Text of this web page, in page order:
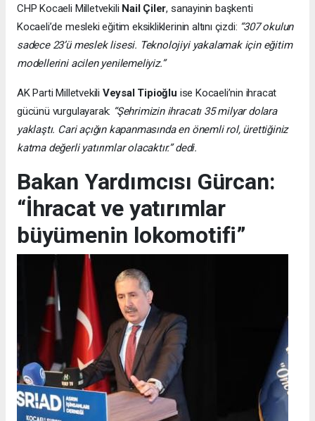
CHP Kocaeli Milletvekili Nail Çiler, sanayinin başkenti
Kocaeli’de mesleki eğitim eksikliklerinin altını çizdi: “307 okulun
sadece 23’ü meslek lisesi. Teknolojiyi yakalamak için eğitim
modellerini acilen yenilemeliyiz.”
AK Parti Milletvekili Veysal Tipioğlu ise Kocaeli’nin ihracat
gücünü vurgulayarak: “Şehrimizin ihracatı 35 milyar dolara
yaklaştı. Cari açığın kapanmasında en önemli rol, ürettiğiniz
katma değerli yatırımlar olacaktır.” dedi.
Bakan Yardımcısı Gürcan:
“İhracat ve yatırımlar
büyümenin lokomotifi”